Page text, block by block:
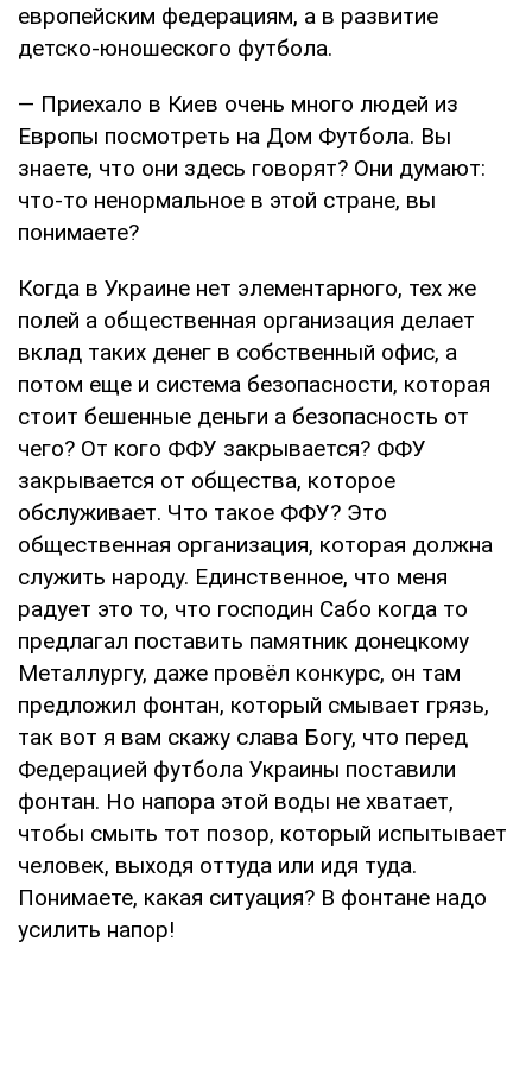
европейским федерациям, а в развитие
детско-юношеского футбола.
— Приехало в Киев очень много людей из
Европы посмотреть на Дом Футбола. Вы
знаете, что они здесь говорят? Они думают:
что-то ненормальное в этой стране, вы
понимаете?
Когда в Украине нет элементарного, тех же
полей а общественная организация делает
вклад таких денег в собственный офис, а
потом еще и система безопасности, которая
стоит бешенные деньги а безопасность от
чего? От кого ФФУ закрывается? ФФУ
закрывается от общества, которое
обслуживает. Что такое ФФУ? Это
общественная организация, которая должна
служить народу. Единственное, что меня
радует это то, что господин Сабо когда то
предлагал поставить памятник донецкому
Металлургу, даже провёл конкурс, он там
предложил фонтан, который смывает грязь,
так вот я вам скажу слава Богу, что перед
Федерацией футбола Украины поставили
фонтан. Но напора этой воды не хватает,
чтобы смыть тот позор, который испытывает
человек, выходя оттуда или идя туда.
Понимаете, какая ситуация? В фонтане надо
усилить напор!